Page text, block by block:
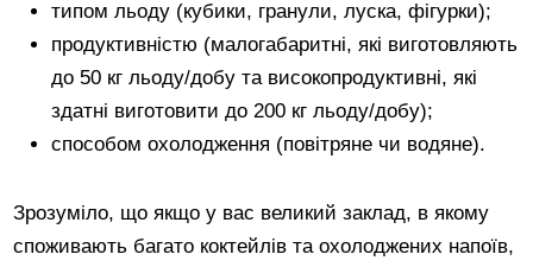
типом льоду (кубики, гранули, луска, фігурки);
продуктивністю (малогабаритні, які виготовляють
до 50 кг льоду/добу та високопродуктивні, які
здатні виготовити до 200 кг льоду/добу);
способом охолодження (повітряне чи водяне).
Зрозуміло, що якщо у вас великий заклад, в якому
споживають багато коктейлів та охолоджених напоїв,